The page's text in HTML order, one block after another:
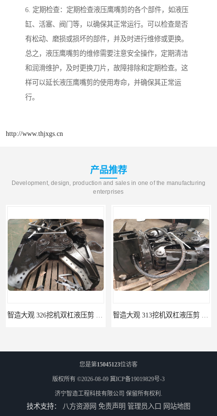
6. 定期检查：定期检查液压鹰嘴剪的各个部件，如液压
缸、活塞、阀门等，以确保其正常运行。可以检查是否
有松动、磨损或损坏的部件，并及时进行维修或更换。
总之，液压鹰嘴剪的维修需要注意安全操作，定期清洁
和润滑维护，及时更换刀片，故障排除和定期检查。这
样可以延长液压鹰嘴剪的使用寿命，并确保其正常运
行。
http://www.thjxgs.cn
产品推荐
Development, design, production and sales in one of the manufacturing
enterprises
您是第15045123位访客
版权所有 ©2026-08-09 冀ICP备19019829号-3
济宁智造工程科技有限公司 保留所有权利.
技术支持： 八方资源网 免责声明 管理员入口 网站地图